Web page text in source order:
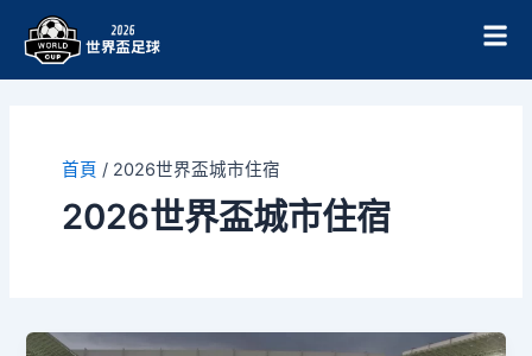
首頁 / 2026世界盃城市住宿
2026世界盃城市住宿